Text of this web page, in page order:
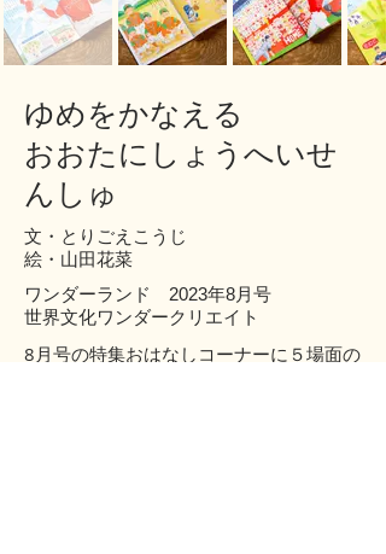
ゆめをかなえる
​おおたにしょうへいせ
んしゅ
文・とりごえこうじ
​絵・山田花菜
ワンダーランド 2023年8月号
​世界文化ワンダークリエイト
8月号の特集おはなしコーナーに５場面の